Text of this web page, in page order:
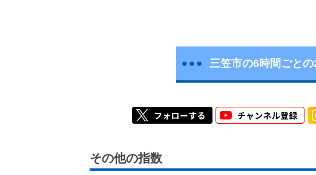
三笠市の6時間ごと
その他の指数